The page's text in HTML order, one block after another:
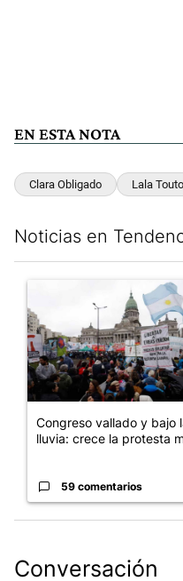
EN ESTA NOTA
Clara Obligado Lala
Noticias en
Un artículo de tendencia
Congreso vallado y bajo
lluvia: crece la protesta
59 comentarios
Conversación